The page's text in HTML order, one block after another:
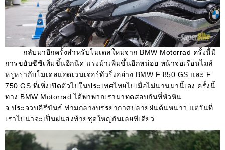
กลับมาอีกครั้งสำหรับโมเดลใหม่จาก BMW Motorrad ครั้งนี้มี
การขยับซีซีเพิ่มขึ้นอีกนิด แรงม้าเพิ่มขึ้นอีกหน่อย หน้าจอเรือนไมล์
หรูหรากับโมเดลแอดเวนเจอร์ทัวริ่งอย่าง BMW F 850 GS และ F
750 GS ที่เพิ่งเปิดตัวไปในประเทศไทยไปเมื่อไม่นานมานี้เอง ครั้งนี้
ทาง BMW Motorrad ได้พาพวกเรามาทดสอบกันที่หัวหิน
จ ประจวบคีรีขันธ์ ท่ามกลางบรรยากาศปลายฝนต้นหนาว แต่วันที่
เราไปน่าจะเป็นฝนส่งท้ายชุดใหญ่กันเลยทีเดียว